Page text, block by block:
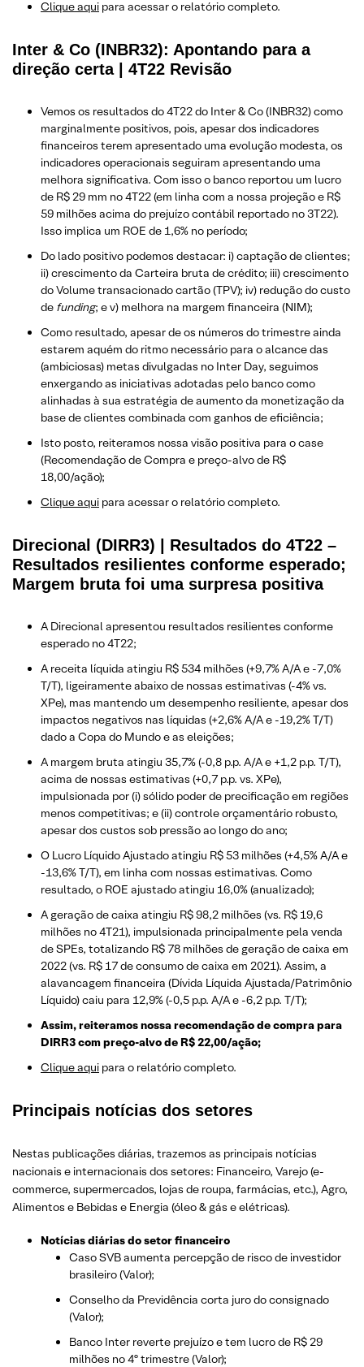
Clique aqui para acessar o relatório completo.
Inter & Co (INBR32): Apontando para a
direção certa | 4T22 Revisão
Vemos os resultados do 4T22 do Inter & Co (INBR32) como
marginalmente positivos, pois, apesar dos indicadores
financeiros terem apresentado uma evolução modesta, os
indicadores operacionais seguiram apresentando uma
melhora significativa. Com isso o banco reportou um lucro
de R$ 29 mm no 4T22 (em linha com a nossa projeção e R$
59 milhões acima do prejuízo contábil reportado no 3T22).
Isso implica um ROE de 1,6% no período;
Do lado positivo podemos destacar: i) captação de clientes;
ii) crescimento da Carteira bruta de crédito; iii) crescimento
do Volume transacionado cartão (TPV); iv) redução do custo
de funding; e v) melhora na margem financeira (NIM);
Como resultado, apesar de os números do trimestre ainda
estarem aquém do ritmo necessário para o alcance das
(ambiciosas) metas divulgadas no Inter Day, seguimos
enxergando as iniciativas adotadas pelo banco como
alinhadas à sua estratégia de aumento da monetização da
base de clientes combinada com ganhos de eficiência;
Isto posto, reiteramos nossa visão positiva para o case
(Recomendação de Compra e preço-alvo de R$
18,00/ação);
Clique aqui para acessar o relatório completo.
Direcional (DIRR3) | Resultados do 4T22 –
Resultados resilientes conforme esperado;
Margem bruta foi uma surpresa positiva
A Direcional apresentou resultados resilientes conforme
esperado no 4T22;
A receita líquida atingiu R$ 534 milhões (+9,7% A/A e -7,0%
T/T), ligeiramente abaixo de nossas estimativas (-4% vs.
XPe), mas mantendo um desempenho resiliente, apesar dos
impactos negativos nas líquidas (+2,6% A/A e -19,2% T/T)
dado a Copa do Mundo e as eleições;
A margem bruta atingiu 35,7% (-0,8 p.p. A/A e +1,2 p.p. T/T),
acima de nossas estimativas (+0,7 p.p. vs. XPe),
impulsionada por (i) sólido poder de precificação em regiões
menos competitivas; e (ii) controle orçamentário robusto,
apesar dos custos sob pressão ao longo do ano;
O Lucro Líquido Ajustado atingiu R$ 53 milhões (+4,5% A/A e
-13,6% T/T), em linha com nossas estimativas. Como
resultado, o ROE ajustado atingiu 16,0% (anualizado);
A geração de caixa atingiu R$ 98,2 milhões (vs. R$ 19,6
milhões no 4T21), impulsionada principalmente pela venda
de SPEs, totalizando R$ 78 milhões de geração de caixa em
2022 (vs. R$ 17 de consumo de caixa em 2021). Assim, a
alavancagem financeira (Dívida Líquida Ajustada/Patrimônio
Líquido) caiu para 12,9% (-0,5 p.p. A/A e -6,2 p.p. T/T);
Assim, reiteramos nossa recomendação de compra para
DIRR3 com preço-alvo de R$ 22,00/ação;
Clique aqui para o relatório completo.
Principais notícias dos setores
Nestas publicações diárias, trazemos as principais notícias
nacionais e internacionais dos setores: Financeiro, Varejo(e-
commerce, supermercados, lojas de roupa, farmácias, etc.), Agro,
Alimentos e Bebidas e Energia (óleo & gás e elétricas).
Notícias diárias do setor financeiro
Caso SVB aumenta percepção de risco de investidor
brasileiro (Valor);
Conselho da Previdência corta juro do consignado
(Valor);
Banco Inter reverte prejuízo e tem lucro de R$ 29
milhões no 4º trimestre (Valor);